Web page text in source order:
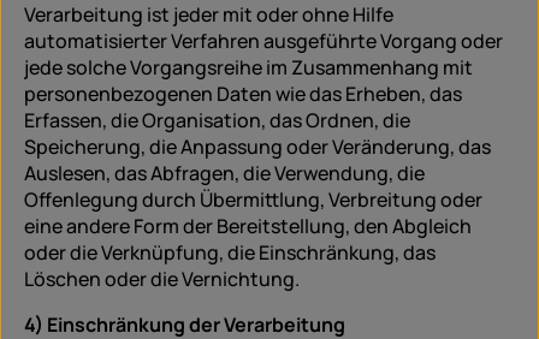
Verarbeitung ist jeder mit oder ohne Hilfe
automatisierter Verfahren ausgeführte Vorgang oder
jede solche Vorgangsreihe im Zusammenhang mit
personenbezogenen Daten wie das Erheben, das
Erfassen, die Organisation, das Ordnen, die
Speicherung, die Anpassung oder Veränderung, das
Auslesen, das Abfragen, die Verwendung, die
Offenlegung durch Übermittlung, Verbreitung oder
eine andere Form der Bereitstellung, den Abgleich
oder die Verknüpfung, die Einschränkung, das
Löschen oder die Vernichtung.
4) Einschränkung der Verarbeitung